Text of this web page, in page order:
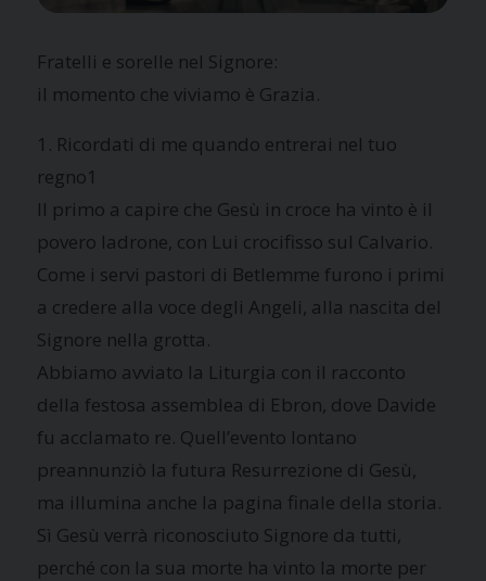
Fratelli e sorelle nel Signore:
il momento che viviamo è Grazia.
1. Ricordati di me quando entrerai nel tuo
regno1
Il primo a capire che Gesù in croce ha vinto è il
povero ladrone, con Lui crocifisso sul Calvario.
Come i servi pastori di Betlemme furono i primi
a credere alla voce degli Angeli, alla nascita del
Signore nella grotta.
Abbiamo avviato la Liturgia con il racconto
della festosa assemblea di Ebron, dove Davide
fu acclamato re. Quell’evento lontano
preannunziò la futura Resurrezione di Gesù,
ma illumina anche la pagina finale della storia.
Sì Gesù verrà riconosciuto Signore da tutti,
perché con la sua morte ha vinto la morte per